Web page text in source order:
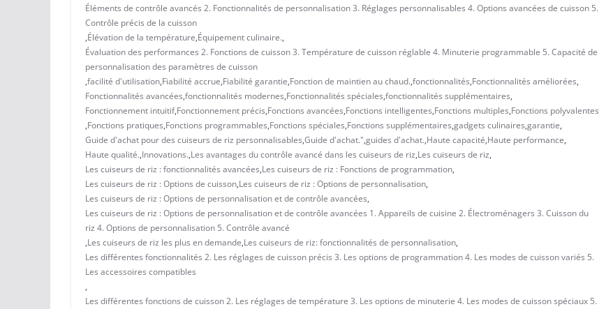
Éléments de contrôle avancés 2. Fonctionnalités de personnalisation 3. Réglages personnalisables 4. Options avancées de cuisson 5.
Contrôle précis de la cuisson
,Élévation de la température,Équipement culinaire.,
Évaluation des performances 2. Fonctions de cuisson 3. Température de cuisson réglable 4. Minuterie programmable 5. Capacité de
personnalisation des paramètres de cuisson
,facilité d'utilisation,Fiabilité accrue,Fiabilité garantie,Fonction de maintien au chaud.,fonctionnalités,Fonctionnalités améliorées,
Fonctionnalités avancées,fonctionnalités modernes,Fonctionnalités spéciales,fonctionnalités supplémentaires,
Fonctionnement intuitif,Fonctionnement précis,Fonctions avancées,Fonctions intelligentes,Fonctions multiples,Fonctions polyvalentes
,Fonctions pratiques,Fonctions programmables,Fonctions spéciales,Fonctions supplémentaires,gadgets culinaires,garantie,
Guide d'achat pour des cuiseurs de riz personnalisables,Guide d'achat.",guides d'achat.,Haute capacité,Haute performance,
Haute qualité.,Innovations.,Les avantages du contrôle avancé dans les cuiseurs de riz,Les cuiseurs de riz,
Les cuiseurs de riz : fonctionnalités avancées,Les cuiseurs de riz : Fonctions de programmation,
Les cuiseurs de riz : Options de cuisson,Les cuiseurs de riz : Options de personnalisation,
Les cuiseurs de riz : Options de personnalisation et de contrôle avancées,
Les cuiseurs de riz : Options de personnalisation et de contrôle avancées 1. Appareils de cuisine 2. Électroménagers 3. Cuisson du
riz 4. Options de personnalisation 5. Contrôle avancé
,Les cuiseurs de riz les plus en demande,Les cuiseurs de riz: fonctionnalités de personnalisation,
Les différentes fonctionnalités 2. Les réglages de cuisson précis 3. Les options de programmation 4. Les modes de cuisson variés 5.
Les accessoires compatibles
,
Les différentes fonctions de cuisson 2. Les réglages de température 3. Les options de minuterie 4. Les modes de cuisson spéciaux 5.